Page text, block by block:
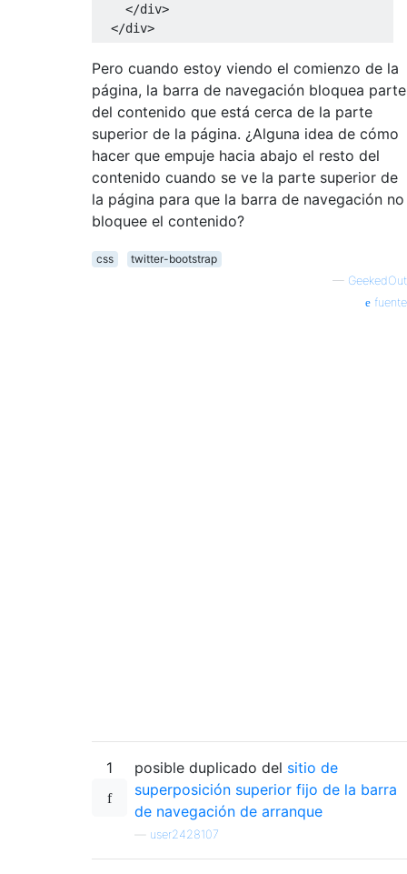
</div>
</div>
Pero cuando estoy viendo el comienzo de la
página, la barra de navegación bloquea parte
del contenido que está cerca de la parte
superior de la página. ¿Alguna idea de cómo
hacer que empuje hacia abajo el resto del
contenido cuando se ve la parte superior de
la página para que la barra de navegación no
bloquee el contenido?
css
twitter-bootstrap
— GeekedOut
fuente
1 posible duplicado del sitio de
superposición superior fijo de la barra
de navegación de arranque
user2428107